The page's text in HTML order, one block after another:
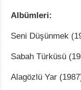
Albümleri:
Seni Düşünmek
Sabah Türküsü
Alagözlü Yar